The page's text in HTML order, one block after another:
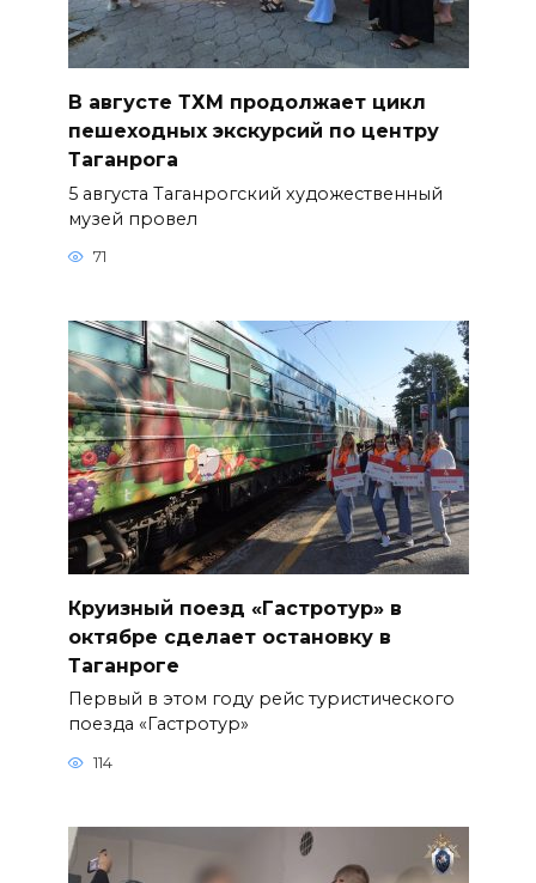
В августе ТХМ продолжает цикл
пешеходных экскурсий по центру
Таганрога
5 августа Таганрогский художественный
музей провел
71
Круизный поезд «Гастротур» в
октябре сделает остановку в
Таганроге
Первый в этом году рейс туристического
поезда «Гастротур»
114